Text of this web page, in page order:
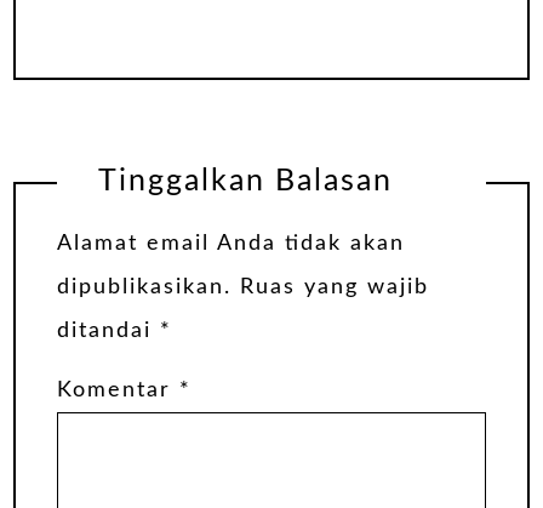
Tinggalkan Balasan
Alamat email Anda tidak akan
dipublikasikan.
Ruas yang wajib
ditandai *
Komentar *